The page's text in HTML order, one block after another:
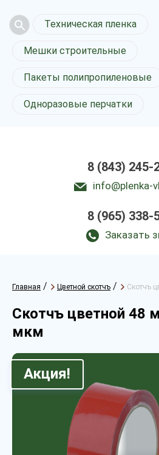
Техническая пленка
Мешки строительные
Пакеты полипропиленовые
Одноразовые перчатки
8 (843) 245-
info@plenka-
8 (965) 338-
Заказать
Главная / Цветной скотчъ / Скотчъ
Скотчъ цветной 48
мкм
Акция!